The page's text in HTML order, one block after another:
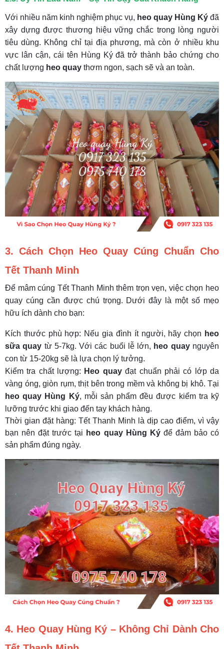
Với nhiều năm kinh nghiệm phục vụ, heo quay Hùng Ký đã
xây dựng được thương hiệu vững chắc trong lòng người
tiêu dùng. Không chỉ tại địa phương, mà còn ở nhiều khu
vực lân cận, cái tên Hùng Ký đã trở thành bảo chứng cho
chất lượng heo quay thơm ngon, sạch sẽ và an toàn.
3. Cách Chọn Heo Quay Cúng Chuẩn Cho
Tết Thanh Minh
Để mâm cúng Tết Thanh Minh thêm trọn vẹn, việc chọn heo
quay cúng cần được chú trọng. Dưới đây là một số mẹo
hữu ích dành cho bạn:
Kích thước phù hợp: Nếu gia đình ít người, hãy chọn heo
sữa quay từ 5-7kg. Với các buổi lễ lớn, heo quaynguyên
con từ 15-20kg sẽ là lựa chọn lý tưởng.
Kiểm tra chất lượng: Heo quayđạt chuẩn phải có lớp da
vàng óng, giòn rụm, thịt bên trong mềm và không bị khô. Tại
heo quay Hùng Ký, mỗi sản phẩm đều được kiểm tra kỹ
lưỡng trước khi giao đến tay khách hàng.
Thời gian đặt hàng: Tết Thanh Minh là dịp cao điểm, vì vậy
bạn nên đặt trước tại heo quay Hùng Kýđể đảm bảo có
sản phẩm đúng ngày.
4. Heo Quay Hùng Ký – Không Chỉ Dành Cho